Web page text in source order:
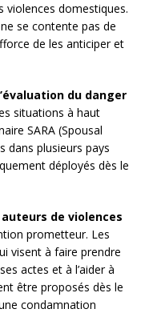
violences domestiques.
se contente pas de
de les anticiper et
du danger
situations à haut
SARA (Spousal
dans plusieurs pays
déployés dès le
auteurs de violences
prometteur. Les
visent à faire prendre
actes et à l’aider à
être proposés dès le
condamnation